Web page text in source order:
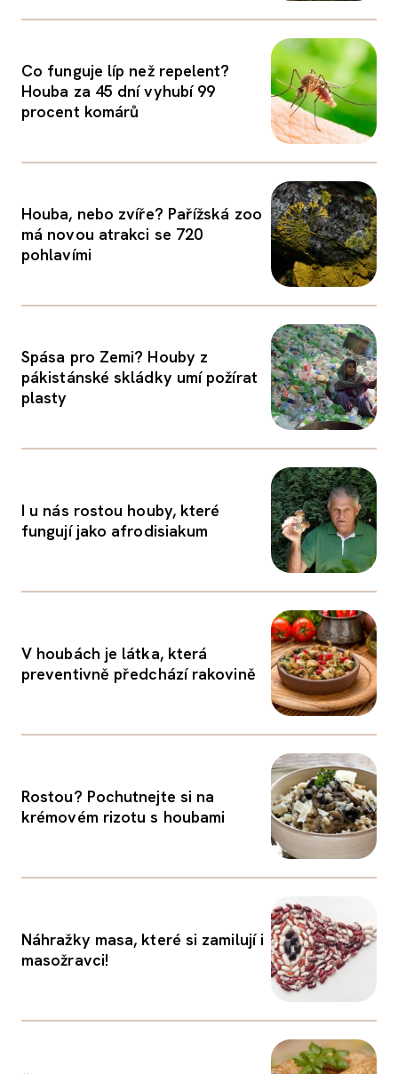
Co funguje líp než repelent?
Houba za 45 dní vyhubí 99
procent komárů
Houba, nebo zvíře? Pařížská zoo
má novou atrakci se 720
pohlavími
Spása pro Zemi? Houby z
pákistánské skládky umí požírat
plasty
I u nás rostou houby, které
fungují jako afrodisiakum
V houbách je látka, která
preventivně předchází rakovině
Rostou? Pochutnejte si na
krémovém rizotu s houbami
Náhražky masa, které si zamilují i
masožravci!